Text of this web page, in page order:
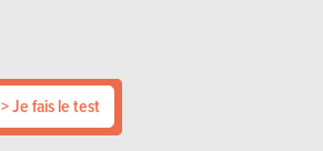
> Je fais le test